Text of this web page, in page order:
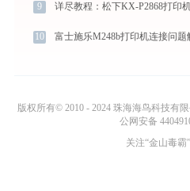
9
10 富士施乐M248b打印机连接问
版权所有© 2010 - 2024 珠海海鸟科技有限
公网安备
关注“金山毒霸